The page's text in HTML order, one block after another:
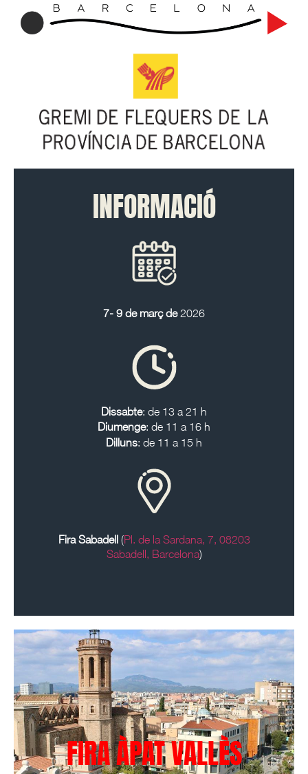
INFORMACIÓ
7- 9 de març de2026
Dissabte: de 13 a 21 h
Diumenge: de 11 a 16 h
Dilluns: de 11 a 15 h
Fira Sabadell (Pl. de la Sardana, 7, 08203
Sabadell, Barcelona)
FIRA ÀPAT VALLÈS